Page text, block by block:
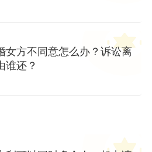
女方不同意怎么办？诉讼离
谁还？